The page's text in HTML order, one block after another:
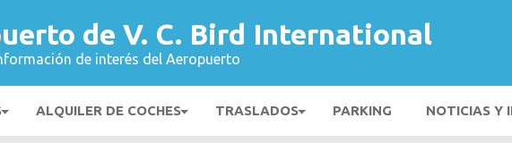
de V. C. Bird International
de interés del Aeropuerto
ALQUILER DE COCHES TRASLADOS PARKING NOTICIAS Y